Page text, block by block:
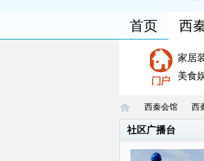
首页 西
家居
美食
西秦会馆 西
社区广播台